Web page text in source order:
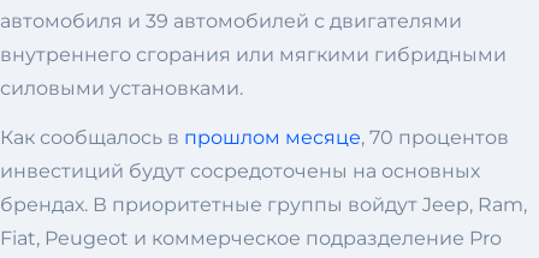
автомобиля и 39 автомобилей с двигателями
внутреннего сгорания или мягкими гибридными
силовыми установками.
Как сообщалось в прошлом месяце, 70 процентов
инвестиций будут сосредоточены на основных
брендах. В приоритетные группы войдут Jeep, Ram,
Fiat, Peugeot и коммерческое подразделение Pro